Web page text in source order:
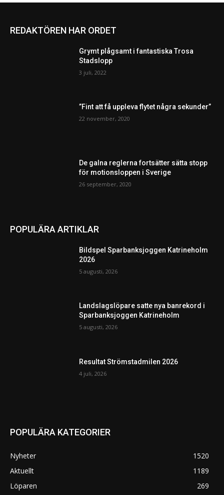
REDAKTÖREN HAR ORDET
Grymt plågsamt i fantastiska Trosa
Stadslopp
3 juli, 2022
”Fint att få uppleva flytet några sekunder”
22 november, 2020
De galna reglerna fortsätter sätta stopp
för motionsloppen i Sverige
26 september, 2020
POPULÄRA ARTIKLAR
Bildspel Sparbanksjoggen Katrineholm
2026
5 augusti, 2026
Landslagslöpare satte nya banrekord i
Sparbanksjoggen Katrineholm
5 augusti, 2026
Resultat Strömstadmilen 2026
4 juli, 2026
POPULÄRA KATEGORIER
Nyheter
1520
Aktuellt
1189
Löparen
269